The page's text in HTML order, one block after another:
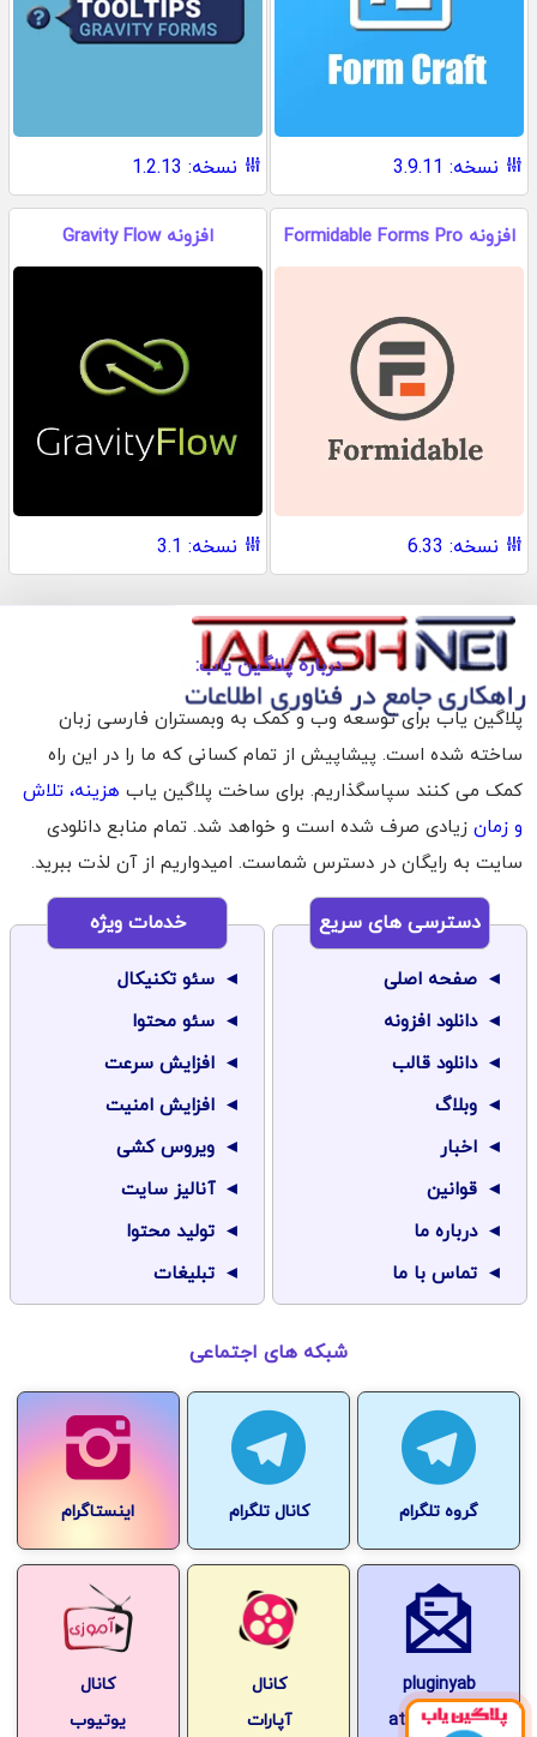
نسخه: 3.9.11 نسخه: 1.2.13
افزونه Formidable Forms Pro
نسخه: 6.33
افزونه Gravity Flow
نسخه: 3.1
درباره پلاگین یاب:
پلاگین یاب برای توسعه وب و کمک به وبمستران فارسی زبان
ساخته شده است. پیشاپیش از تمام کسانی که ما را در این راه
کمک می کنند سپاسگذاریم. برای ساخت پلاگین یاب هزینه، تلاش
و زمان زیادی صرف شده است و خواهد شد. تمام منابع دانلودی
سایت به رایگان در دسترس شماست. امیدواریم از آن لذت ببرید.
دسترسی های سریع
صفحه اصلی
دانلود افزونه
دانلود قالب
وبلاگ
اخبار
قوانین
درباره ما
تماس با ما
خدمات ویژه
سئو تکنیکال
سئو محتوا
افزایش سرعت
افزایش امنیت
ویروس کشی
آنالیز سایت
تولید محتوا
تبلیغات
شبکه های اجتماعی
گروه تلگرام کانال تلگرام اینستاگرام
pluginyab
at-gmail.com
کانال
آپارات
کانال
یوتیوب